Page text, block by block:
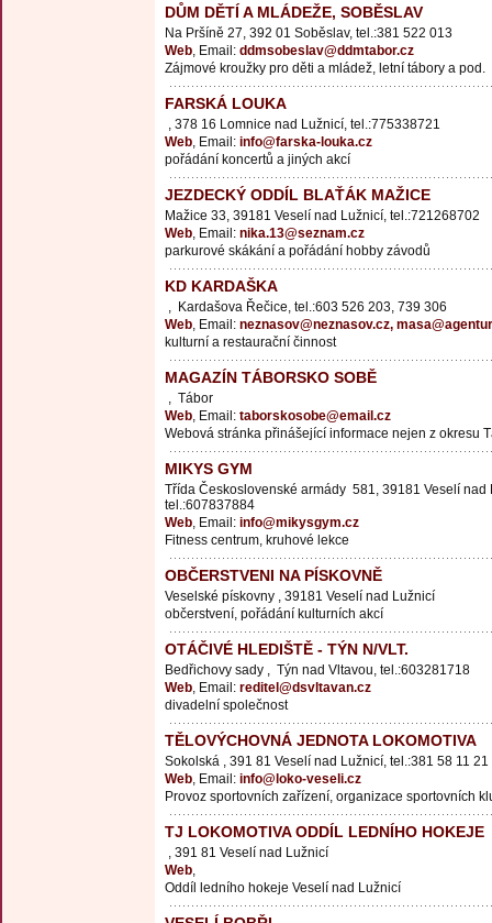
DŮM DĚTÍ A MLÁDEŽE, SOBĚSLAV
Na Pršíně 27, 392 01 Soběslav, tel.:381 522 013
Web, Email: ddmsobeslav@ddmtabor.cz
Zájmové kroužky pro děti a mládež, letní tábory a pod.
FARSKÁ LOUKA
, 378 16 Lomnice nad Lužnicí, tel.:775338721
Web, Email: info@farska-louka.cz
pořádání koncertů a jiných akcí
JEZDECKÝ ODDÍL BLAŤÁK MAŽICE
Mažice 33, 39181 Veselí nad Lužnicí, tel.:721268702
Web, Email: nika.13@seznam.cz
parkurové skákání a pořádání hobby závodů
KD KARDAŠKA
, Kardašova Řečice, tel.:603 526 203, 739 306
Web, Email: neznasov@neznasov.cz,
kulturní a restaurační činnost
MAGAZÍN TÁBORSKO SOBĚ
, Tábor
Web, Email: taborskosobe@email.cz
Webová stránka přinášející informace nejen z okresu
MIKYS GYM
Třída Československé armády 581, 39181 Veselí nad
tel.:607837884
Web, Email: info@mikysgym.cz
Fitness centrum, kruhové lekce
OBČERSTVENI NA PÍSKOVNĚ
Veselské pískovny , 39181 Veselí nad Lužnicí
občerstvení, pořádání kulturních akcí
OTÁČIVÉ HLEDIŠTĚ - TÝN N/VLT.
Bedřichovy sady , Týn nad Vltavou, tel.:603281718
Web, Email: reditel@dsvltavan.cz
divadelní společnost
TĚLOVÝCHOVNÁ JEDNOTA LOKOMOTIVA
Sokolská , 391 81 Veselí nad Lužnicí, tel.:381 58 11 21
Web, Email: info@loko-veseli.cz
Provoz sportovních zařízení, organizace sportovních
TJ LOKOMOTIVA ODDÍL LEDNÍHO HOKEJE
, 391 81 Veselí nad Lužnicí
Web,
Oddíl ledního hokeje Veselí nad Lužnicí